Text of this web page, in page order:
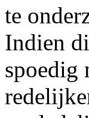
te
Indien
spoedig